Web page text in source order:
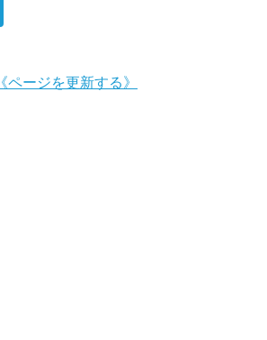
《ページを更新する》